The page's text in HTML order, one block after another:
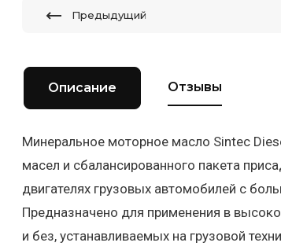
Предыдущий
Описание Отзывы
Минеральное моторное масло Sintec
масел и сбалансированного пакета
двигателях грузовых автомобилей с
Предназначено для применения в
и без, устанавливаемых на грузовой